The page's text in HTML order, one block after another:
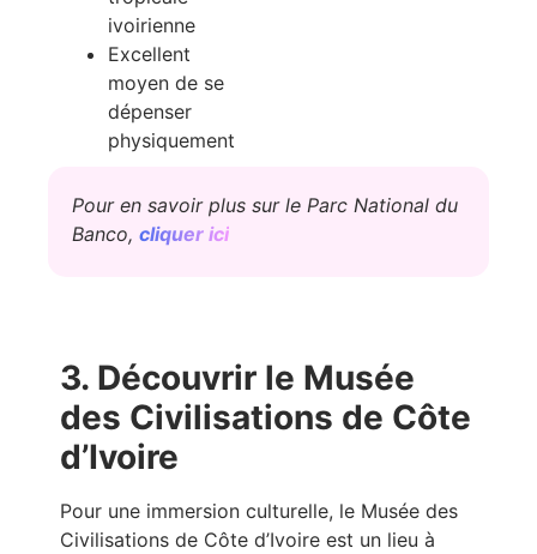
ivoirienne
Excellent
moyen de se
dépenser
physiquement
Pour en savoir plus sur le Parc National du
Banco, cliquer ici
3. Découvrir le Musée
des Civilisations de Côte
d’Ivoire
Pour une immersion culturelle, le Musée des
Civilisations de Côte d’Ivoire est un lieu à